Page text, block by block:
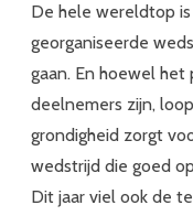
De hele wereldtop
georganiseerde
gaan. En hoewel
deelnemers zijn,
grondigheid zorgt
wedstrijd die goed
Dit jaar viel ook de